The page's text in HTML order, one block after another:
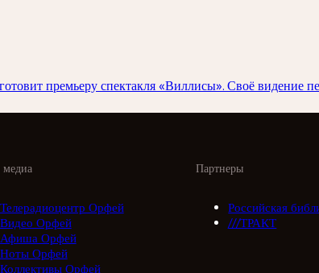
премьеру спектакля «Виллисы». Своё видение
Телерадиоцентр Орфей
Видео Орфей
Афиша Орфей
Ноты Орфей
Коллективы Орфей
Партнеры
Российская
///ТРАКТ